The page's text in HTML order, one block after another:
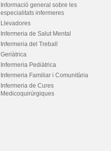
Informació general sobre les
especialitats infermeres
Llevadores
Infermeria de Salut Mental
Infermeria del Treball
Geriàtrica
Infermeria Pediàtrica
Infermeria Familiar i Comunitària
Infermeria de Cures
Medicoquirúrgiques